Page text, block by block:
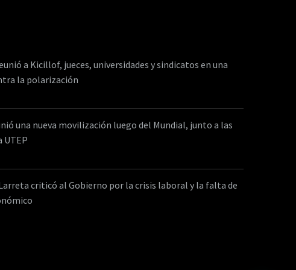
a Kicillof, jueces, universidades y sindicatos en una
la polarización
una nueva movilización luego del Mundial, junto a las
UTEP
criticó al Gobierno por la crisis laboral y la falta de